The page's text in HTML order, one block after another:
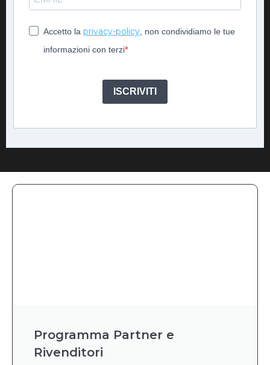
Accetto la privacy-policy , non condividiamo le tue
informazioni con terzi
ISCRIVITI
Programma Partner e
Rivenditori